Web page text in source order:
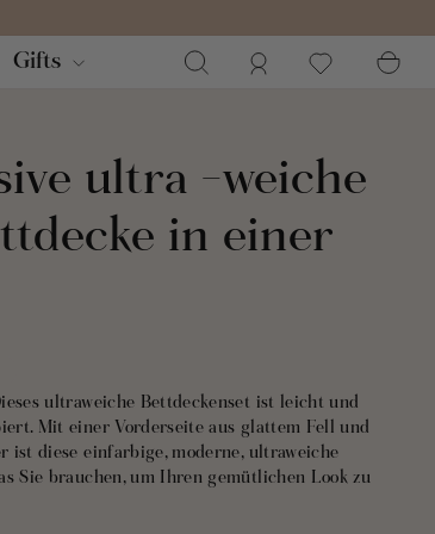
Gifts Suchen Einloggen
ultra -weiche
in einer
ultraweiche Bettdeckenset ist leicht und
Mit einer Vorderseite aus glattem Fell und
ist diese einfarbige, moderne, ultraweiche
Sie brauchen, um Ihren gemütlichen Look zu